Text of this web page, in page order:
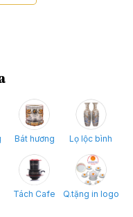
Bát hương Lọ lộc bình
Tách Cafe Q.tặng in logo